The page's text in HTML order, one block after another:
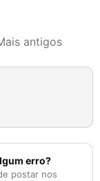
antigos
erro?
postar nos